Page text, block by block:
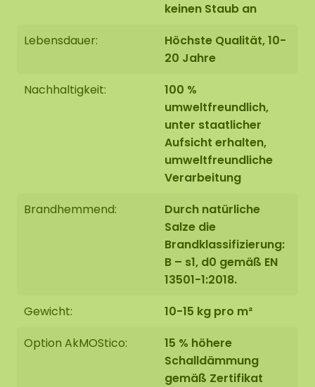
keinen Staub an
Lebensdauer:
Höchste Qualität, 10-
20 Jahre
Nachhaltigkeit:
100 %
umweltfreundlich,
unter staatlicher
Aufsicht erhalten,
umweltfreundliche
Verarbeitung
Brandhemmend:
Durch natürliche
Salze die
Brandklassifizierung:
B – s1, d0 gemäß EN
13501-1:2018.
Gewicht:
10-15 kg pro m²
Option AkMOStico:
15 % höhere
Schalldämmung
gemäß Zertifikat